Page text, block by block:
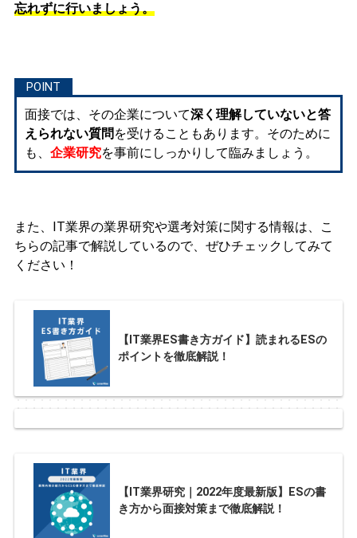
忘れずに行いましょう。
面接では、その企業について深く理解していないと答
えられない質問 を受けることもあります。そのために
も、 企業研究を事前にしっかりして臨みましょう。
また、IT業界の業界研究や選考対策に関する情報は、こ
ちらの記事で解説しているので、ぜひチェックしてみて
ください！
【IT業界ES書き方ガイド】読まれるESの
ポイントを徹底解説！
【IT業界研究｜2022年度最新版】ESの書
き方から面接対策まで徹底解説！